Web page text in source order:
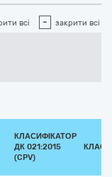
всі - закрити всі
КЛАСИФІКАТОР
ДК 021:2015
(CPV)